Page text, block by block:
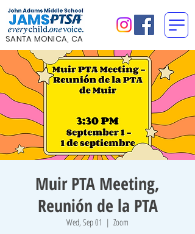
SANTA MONICA, CA
Muir PTA Meeting,
Reunión de la PTA
Wed, Sep 01
  |
Zoom